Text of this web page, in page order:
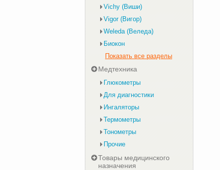
Vichy (Виши)
Vigor (Вигор)
Weleda (Веледа)
Биокон
Показать все разделы
Медтехника
Глюкометры
Для диагностики
Ингаляторы
Термометры
Тонометры
Прочие
Товары медицинского
назначения